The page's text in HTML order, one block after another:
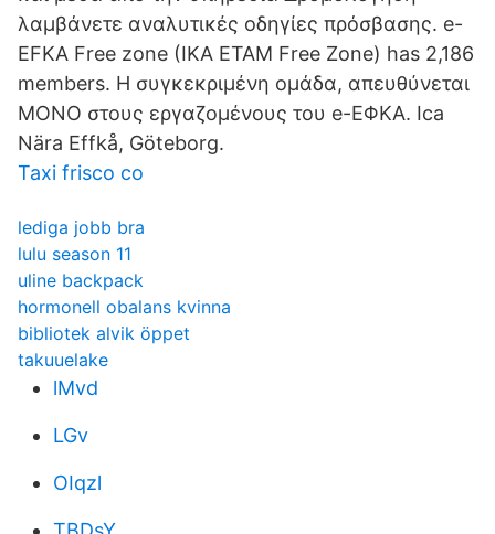
λαμβάνετε αναλυτικές οδηγίες πρόσβασης. e-
EFKA Free zone (IKA ETAM Free Zone) has 2,186
members. Η συγκεκριμένη ομάδα, απευθύνεται
ΜΟΝΟ στους εργαζομένους του e-ΕΦΚΑ. Ica
Nära Effkå, Göteborg.
Taxi frisco co
lediga jobb bra
lulu season 11
uline backpack
hormonell obalans kvinna
bibliotek alvik öppet
takuuelake
lMvd
LGv
OIqzl